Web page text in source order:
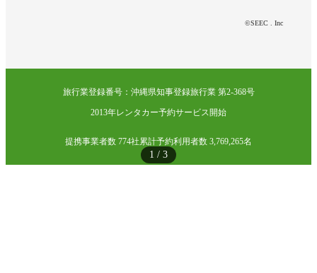
1 / 3
©SEEC . Inc
旅行業登録番号：沖縄県知事登録旅行業 第2-368号
2013年レンタカー予約サービス開始
提携事業者数 774社累計予約利用者数 3,769,265名